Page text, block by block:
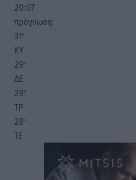
20:07
πρόγνωση:
31°
ΚΥ
29°
ΔΕ
29°
ΤΡ
28°
ΤΕ